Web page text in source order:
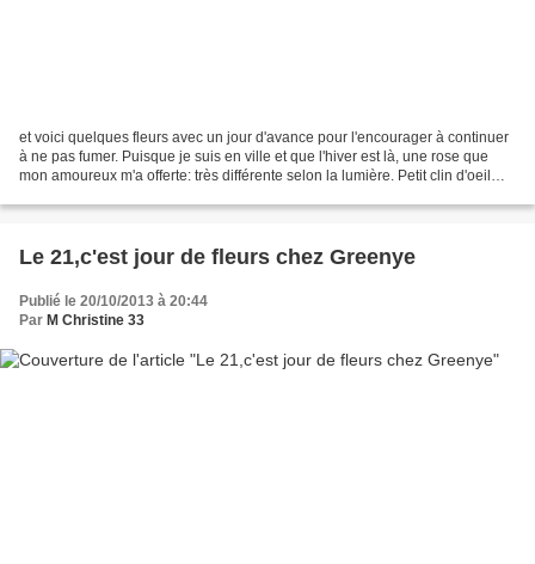
et voici quelques fleurs avec un jour d'avance pour l'encourager à continuer
à ne pas fumer. Puisque je suis en ville et que l'hiver est là, une rose que
mon amoureux m'a offerte: très différente selon la lumière. Petit clin d'oeil
Le 21,c'est jour de fleurs chez Greenye
Publié le 20/10/2013 à 20:44
Par M Christine 33